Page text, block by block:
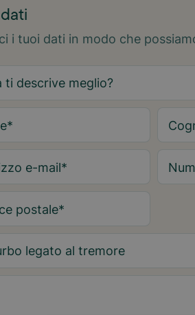
i tuoi dati in modo che
*
e-mail*
postale*